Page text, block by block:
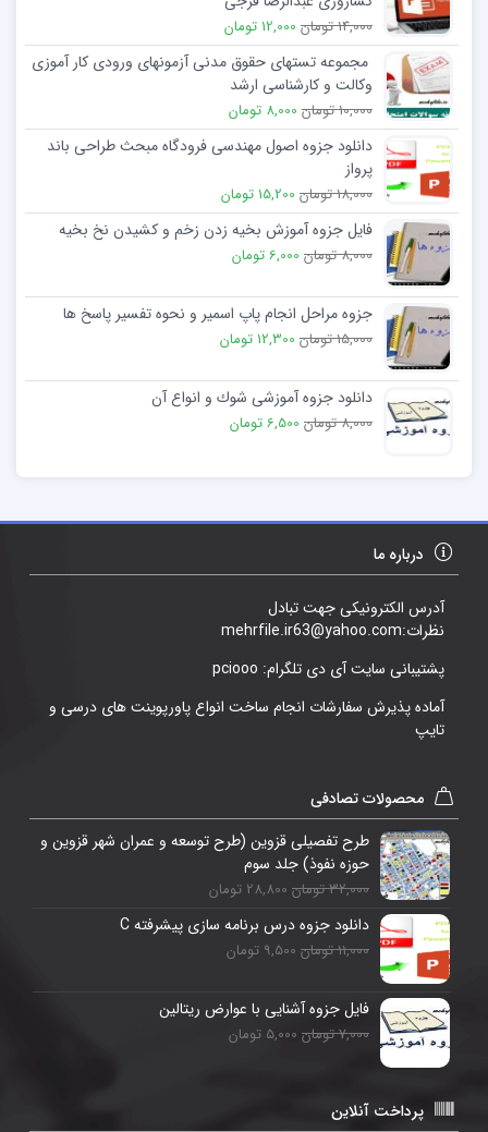
14,000 تومان 12,000 تومان
مجموعه تستهای حقوق مدنی آزمونهای ورودی کار آموزی
وکالت و کارشناسی ارشد
10,000 تومان 8,000 تومان
دانلود جزوه اصول مهندسی فرودگاه مبحث طراحی باند
پرواز
18,000 تومان 15,200 تومان
فایل جزوه آموزش بخیه زدن زخم و کشیدن نخ بخیه
8,000 تومان 6,000 تومان
جزوه مراحل انجام پاپ اسمير و نحوه تفسير پاسخ ها
15,000 تومان 12,300 تومان
دانلود جزوه آموزشی شوك و انواع آن
8,000 تومان 6,500 تومان
درباره ما
آدرس الکترونیکی جهت تبادل
نظرات:mehrfile.ir63@yahoo.com
پشتیبانی سایت آی دی تلگرام: pciooo
آماده پذیرش سفارشات انجام ساخت انواع پاورپوینت های درسی و
تایپ
محصولات تصادفی
طرح تفصیلی قزوین (طرح توسعه و عمران شهر قزوین و
حوزه نفوذ) جلد سوم
32,000 تومان 28,800 تومان
دانلود جزوه درس برنامه سازی پیشرفته C
11,000 تومان 9,500 تومان
فایل جزوه آشنایی با عوارض ريتالين
7,000 تومان 5,000 تومان
پرداخت آنلاین